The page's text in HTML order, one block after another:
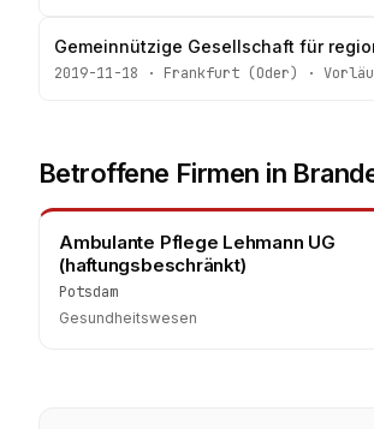
Gemeinnützige Gesellschaft für
2019-11-18 · Frankfurt (Oder) ·
Betroffene Firmen in
Ambulante Pflege Lehmann UG
(haftungsbeschränkt)
Potsdam
Gesundheitswesen